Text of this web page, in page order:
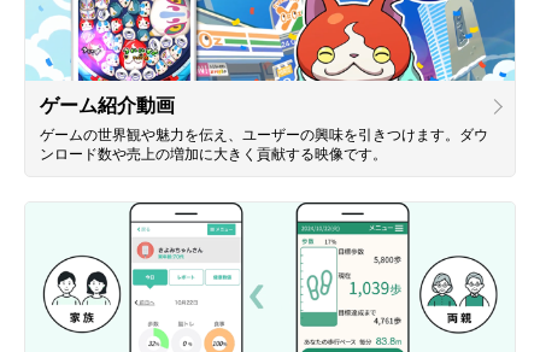
ゲーム紹介動画
ゲームの世界観や魅力を伝え、ユーザーの興味を引きつけます。ダウ
ンロード数や売上の増加に大きく貢献する映像です。